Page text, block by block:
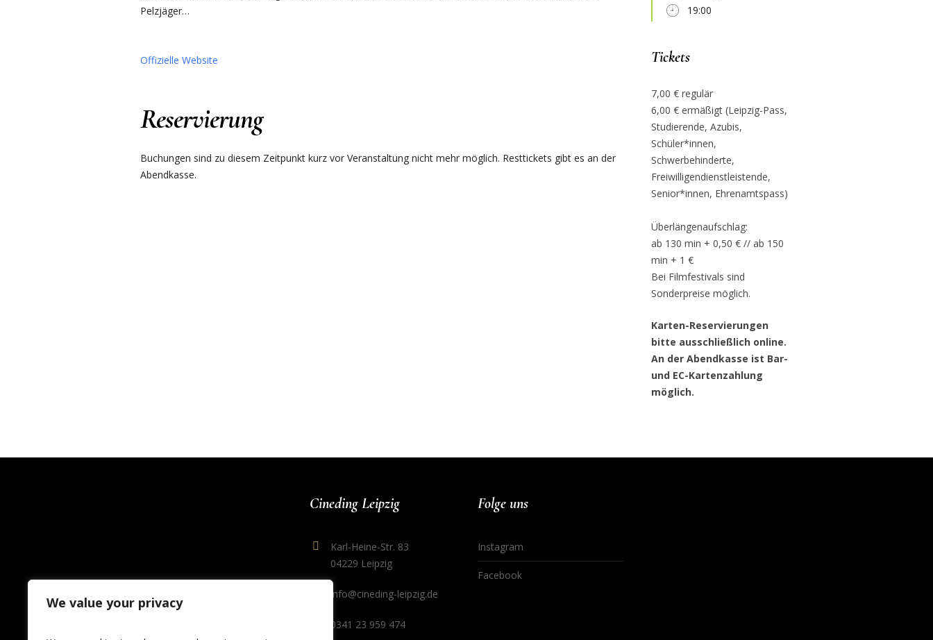
We value your privacy
Pelzjäger…
Offizielle Website
Reservierung
Buchungen sind zu diesem Zeitpunkt kurz vor Veranstaltung nicht mehr möglich. Resttickets gibt es an der
Abendkasse.
19:00
Tickets
7,00 € regulär
6,00 € ermäßigt (Leipzig-Pass,
Studierende, Azubis,
Schüler*innen,
Schwerbehinderte,
Freiwilligendienstleistende,
Senior*innen, Ehrenamtspass)
Überlängenaufschlag:
ab 130 min + 0,50 € // ab 150
min + 1 €
Bei Filmfestivals sind
Sonderpreise möglich.
Karten-Reservierungen
bitte ausschließlich online.
An der Abendkasse ist Bar-
und EC-Kartenzahlung
möglich.
Cineding Leipzig
Karl-Heine-Str. 83
04229 Leipzig
info@cineding-leipzig.de
0341 23 959 474
Folge uns
Instagram
Facebook